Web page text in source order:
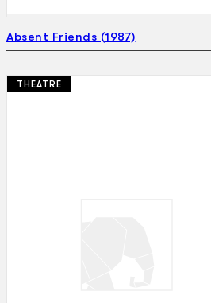
Absent Friends (1987)
THEATRE